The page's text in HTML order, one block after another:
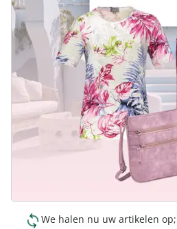
We halen nu uw artikelen